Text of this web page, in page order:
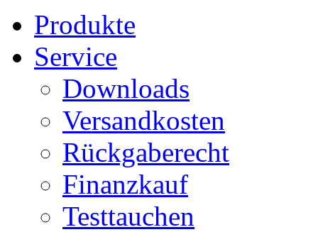
Produkte
Service
Downloads
Versandkosten
Rückgaberecht
Finanzkauf
Testtauchen